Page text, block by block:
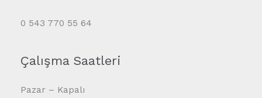
0 543 770 55 64
Çalışma Saatleri
Pazar – Kapalı